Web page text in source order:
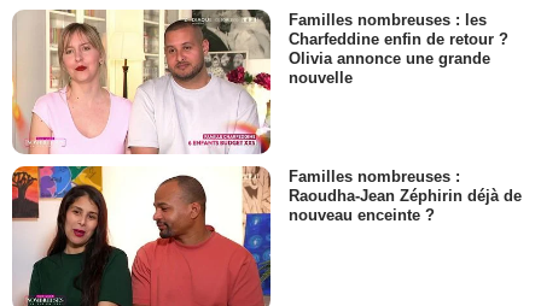
Familles nombreuses : les
Charfeddine enfin de retour ?
Olivia annonce une grande
nouvelle
Familles nombreuses :
Raoudha-Jean Zéphirin déjà de
nouveau enceinte ?